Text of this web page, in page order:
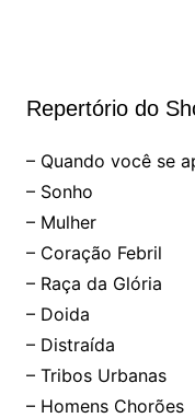
Repertório do
– Quando você se
– Sonho
– Mulher
– Coração Febril
– Raça da Glória
– Doida
– Distraída
– Tribos Urbanas
– Homens Chorões